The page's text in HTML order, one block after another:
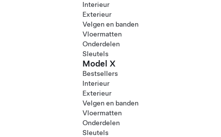
Interieur
Exterieur
Velgen en banden
Vloermatten
Onderdelen
Sleutels
Model X
Bestsellers
Interieur
Exterieur
Velgen en banden
Vloermatten
Onderdelen
Sleutels